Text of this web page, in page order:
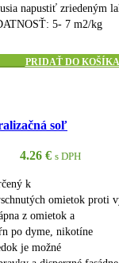
napustiť zriedeným
5- 7 m2/kg
PRIDAŤ DO KOŠÍKA
soľ
4.26 € s DPH
k
omietok proti
z omietok a
po dyme, nikotíne
je možné